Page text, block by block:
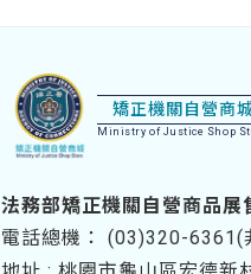
矯正機關自營商
Ministry of Justice Shop
首
法務部矯正機關自營商品展
電話總機： (03)320-6361(